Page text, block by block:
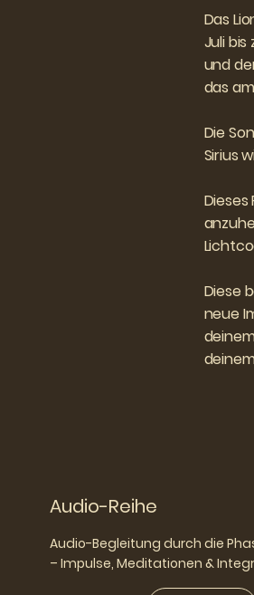
Das
Juli bis
und
das
Die
Sirius
Diese
neue
Audio-Reihe
Audio-Begleitung durch die
– Impulse, Meditationen &